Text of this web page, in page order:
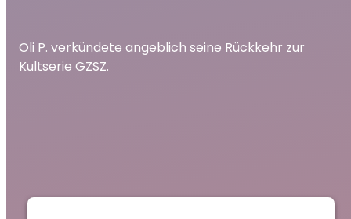
Oli P. verkündete angeblich seine Rückkehr zur
Kultserie GZSZ.